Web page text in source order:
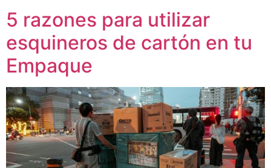
5 razones para utilizar
esquineros de cartón en tu
Empaque